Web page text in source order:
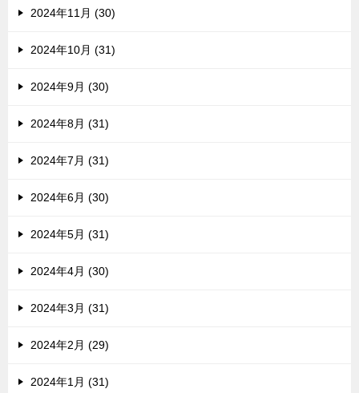
2024年11月 (30)
2024年10月 (31)
2024年9月 (30)
2024年8月 (31)
2024年7月 (31)
2024年6月 (30)
2024年5月 (31)
2024年4月 (30)
2024年3月 (31)
2024年2月 (29)
2024年1月 (31)